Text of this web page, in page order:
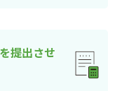
提出させ